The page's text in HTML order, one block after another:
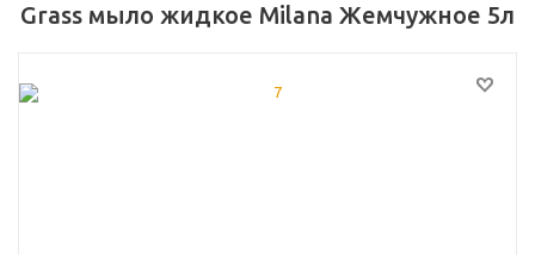
Grass мыло жидкое Milana Жемчужное 5л